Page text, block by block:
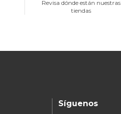
Revisa dónde están nuestras
tiendas
Síguenos